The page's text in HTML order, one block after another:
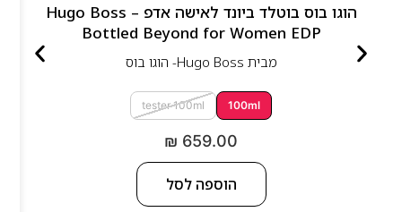
הוגו בוס בוטלד ביונד לאישה אדפ – Hugo Boss
Bottled Beyond for Women EDP
מבית Hugo Boss- הוגו בוס
100ml
tester 100ml
₪ 659.00
הוספה לסל